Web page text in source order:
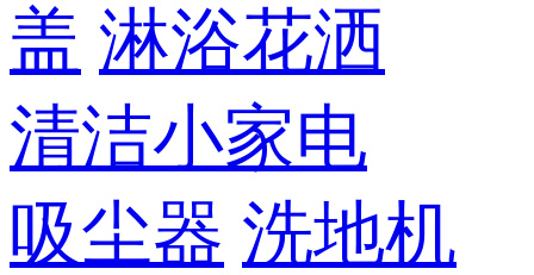
盖 淋浴花洒
清洁小家电
吸尘器 洗地机